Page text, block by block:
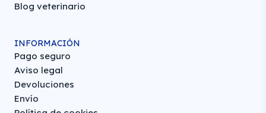
Blog veterinario
INFORMACIÓN
Pago seguro
Aviso legal
Devoluciones
Envío